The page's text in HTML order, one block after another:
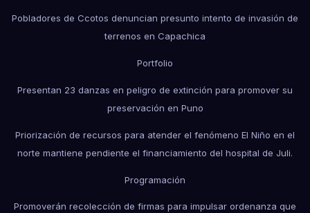
Pobladores de Ccotos denuncian presunto intento de invasión de
terrenos en Capachica
Portfolio
Presentan 23 danzas en peligro de extinción para promover su
preservación en Puno
Priorización de recursos para atender el fenómeno El Niño en el
norte mantiene pendiente el financiamiento del hospital de Juli.
Programación
Promoverán recolección de firmas para impulsar ordenanza que